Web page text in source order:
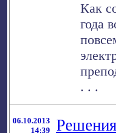
Как
года
. . .
06.10.2013
14:39